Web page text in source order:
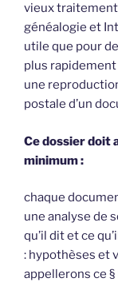
vieux traitement
généalogie et
utile que pour
plus
une
postale d’un
Ce dossier doit
minimum :
chaque
une analyse de
qu’il dit et ce
: hypothèses et
appellerons ce